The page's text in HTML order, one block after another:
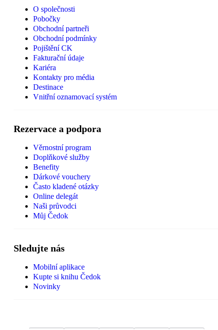
O společnosti
Pobočky
Obchodní partneři
Obchodní podmínky
Pojištění CK
Fakturační údaje
Kariéra
Kontakty pro média
Destinace
Vnitřní oznamovací systém
Rezervace a podpora
Věrnostní program
Doplňkové služby
Benefity
Dárkové vouchery
Často kladené otázky
Online delegát
Naši průvodci
Můj Čedok
Sledujte nás
Mobilní aplikace
Kupte si knihu Čedok
Novinky